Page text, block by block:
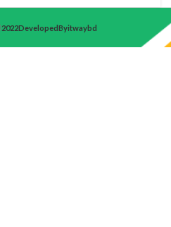
2022 Developed By itwaybd